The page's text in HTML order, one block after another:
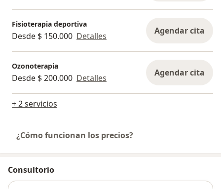
Fisioterapia deportiva
Desde $ 150.000 Detalles Agendar cita
Ozonoterapia
Desde $ 200.000 Detalles Agendar cita
+ 2 servicios
¿Cómo funcionan los precios?
Consultorio